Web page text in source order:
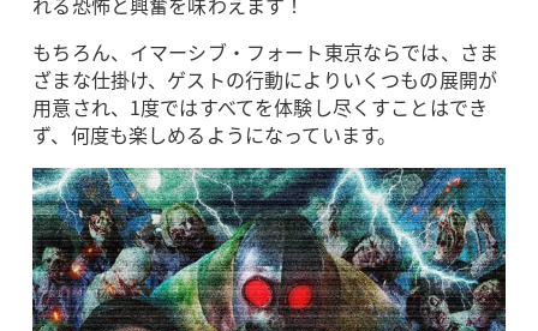
もちろん、イマーシブ・フォート東京ならでは、さま
ざまな仕掛け、ゲストの行動によりいくつもの展開が
用意され、1度ではすべてを体験し尽くすことはでき
ず、何度も楽しめるようになっています。